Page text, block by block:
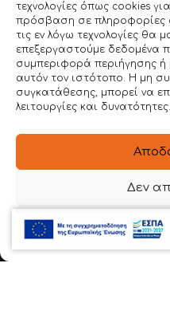
τεχνολογίες όπως cookies
πρόσβαση σε πληροφορίες
τις εν λόγω τεχνολογίες θα
επεξεργαστούμε δεδομένα
συμπεριφορά περιήγησης ή
αυτόν τον ιστότοπο. Η μη
συγκατάθεσης, μπορεί να
λειτουργίες και δυνατότητες.
Δεν
Προβολή
ΕΠΙΚΟΙΝΩΝΙΑ
ΣΤΟΙΧΕΙΑ
Ιερά Οδός 54 ,
22620 56888
6981 136780
info@dimitroulakos.gr
Αξιολογήστε μας!